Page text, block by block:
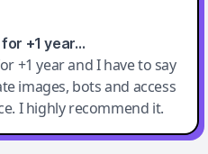
+1 year…
+1 year and I have to say
images, bots and access
I highly recommend it.